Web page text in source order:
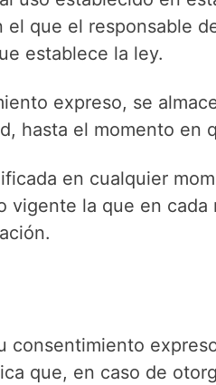
que el responsable
establece la ley.
expreso, se
hasta el momento en
en cualquier
la que en
que, en caso de